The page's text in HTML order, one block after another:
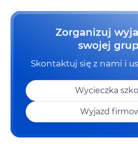
Zorganizuj
swojej
Skontaktuj się z nami i
Wycieczka
Wyjazd